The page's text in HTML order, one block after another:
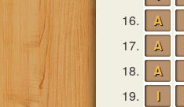
16.
A
17.
A
18.
A
19.
I